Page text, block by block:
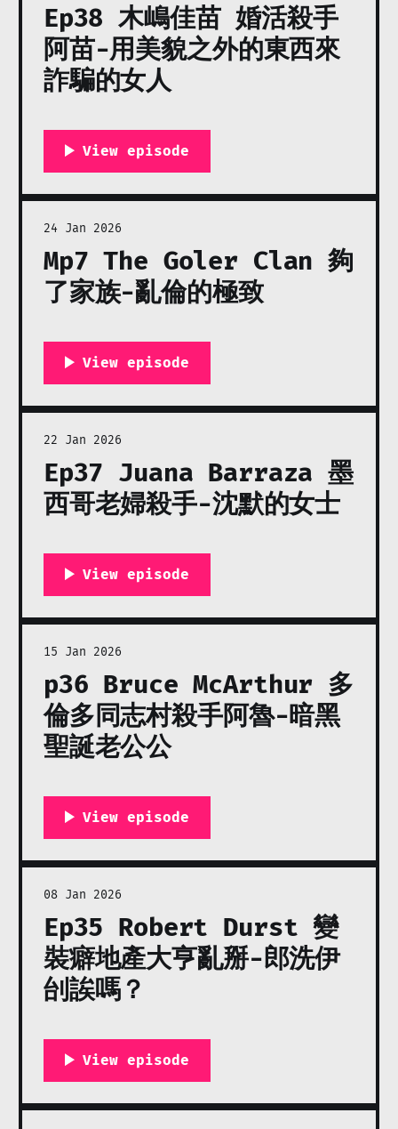
Ep38 木嶋佳苗 婚活殺手
阿苗-用美貌之外的東西來
詐騙的女人
Mp7 The Goler Clan 夠
了家族-亂倫的極致
24 Jan 2026
Ep37 Juana Barraza 墨
西哥老婦殺手-沈默的女士
22 Jan 2026
p36 Bruce McArthur 多
倫多同志村殺手阿魯-暗黑
聖誕老公公
15 Jan 2026
Ep35 Robert Durst 變
裝癖地產大亨亂掰-郎洗伊
刣誒嗎？
08 Jan 2026